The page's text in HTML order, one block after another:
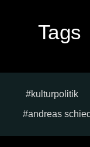
Tags
kulturpolitik
andreas